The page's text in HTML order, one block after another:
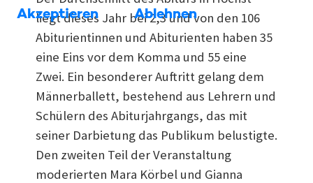
liegt dieses Jahr bei 2,3 und von den 106
Abiturientinnen und Abiturienten haben 35
eine Eins vor dem Komma und 55 eine
Zwei. Ein besonderer Auftritt gelang dem
Männerballett, bestehend aus Lehrern und
Schülern des Abiturjahrgangs, das mit
seiner Darbietung das Publikum belustigte.
Den zweiten Teil der Veranstaltung
moderierten Mara Körbel und Gianna
Akzeptieren Ablehnen